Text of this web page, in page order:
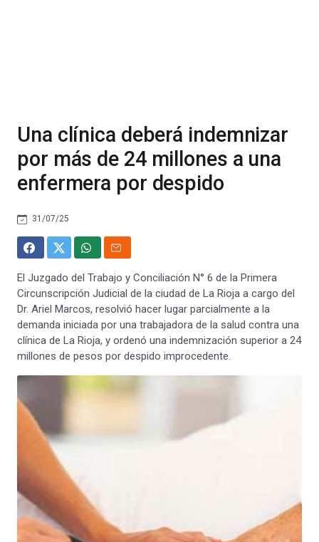
Una clínica deberá indemnizar
por más de 24 millones a una
enfermera por despido
31/07/25
El Juzgado del Trabajo y Conciliación N° 6 de la Primera
Circunscripción Judicial de la ciudad de La Rioja a cargo del
Dr. Ariel Marcos, resolvió hacer lugar parcialmente a la
demanda iniciada por una trabajadora de la salud contra una
clínica de La Rioja, y ordenó una indemnización superior a 24
millones de pesos por despido improcedente.